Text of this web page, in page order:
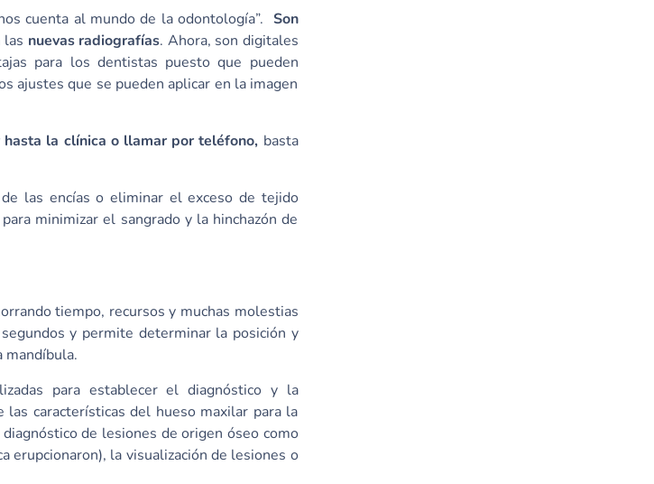
cuenta al mundo de la odontología”. Son
las nuevas radiografías. Ahora, son digitales
para los dentistas puesto que pueden
ajustes que se pueden aplicar en la imagen
hasta la clínica o llamar por teléfono, basta
las encías o eliminar el exceso de tejido
minimizar el sangrado y la hinchazón de
tiempo, recursos y muchas molestias
y permite determinar la posición y
mandíbula.
para establecer el diagnóstico y la
características del hueso maxilar para la
de lesiones de origen óseo como
erupcionaron), la visualización de lesiones o